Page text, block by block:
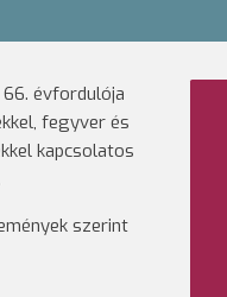
évfordulója
fegyver és
kapcsolatos
szerint